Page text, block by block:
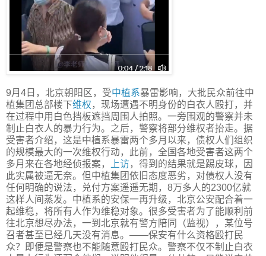
9月4日，北京朝阳区，受中植系暴雷影响，大批民众前往中
植集团总部楼下维权，现场遭遇不明身份的白衣人殴打，并
在过程中用白色挡板遮挡周围人拍照。一旁围观的警察并未
制止白衣人的暴力行为。之后，警察将部分维权者抬走。据
受害者介绍，这是中植系暴雷两个多月以来，债权人们组织
的规模最大的一次维权行动，此前，全国各地受害者这两个
多月来在各地经侦报案，
上访，得到的结果就是踢皮球，因
此实属被逼无奈。但中植集团依旧态度恶劣，对债权人没有
任何明确的说法，兑付方案遥遥无期，8万多人的2300亿就
这样人间蒸发。中植系的安保一再升级，北京公安配合着一
起维稳，将所有人作为维稳对象。很多受害者为了能顺利前
往北京想尽办法，一到北京就有警方陪同（监视），某位号
召者甚至已经几天没有消息。——保安有什么资格殴打民
众？即便是警察也不能随意殴打民众。警察不仅不制止白衣